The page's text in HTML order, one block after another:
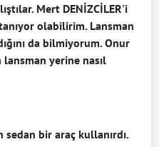
Mert DENİZCİLER'i
tanıyor olabilirim. Lansman
da bilmiyorum. Onur
lansman yerine nasıl
sedan bir araç kullanırdı.